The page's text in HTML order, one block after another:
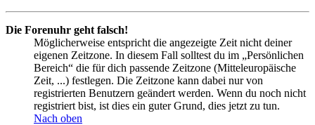
Die Forenuhr geht falsch!
Möglicherweise entspricht die angezeigte Zeit nicht deiner
eigenen Zeitzone. In diesem Fall solltest du im „Persönlichen
Bereich“ die für dich passende Zeitzone (Mitteleuropäische
Zeit, ...) festlegen. Die Zeitzone kann dabei nur von
registrierten Benutzern geändert werden. Wenn du noch nicht
registriert bist, ist dies ein guter Grund, dies jetzt zu tun.
Nach oben